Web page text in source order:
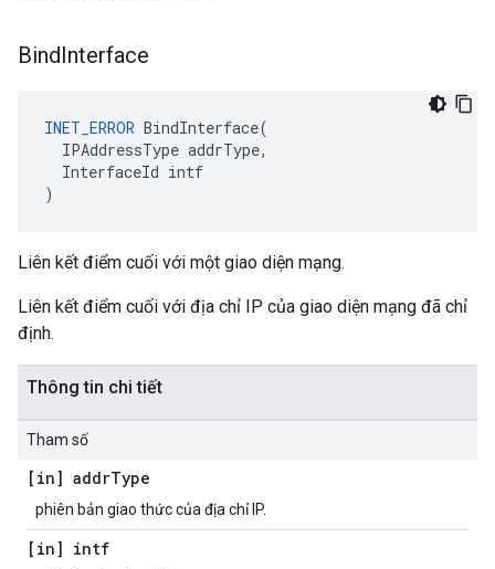
BindInterface
INET_ERROR BindInterface(
IPAddressType addrType,
InterfaceId intf
)
Liên kết điểm cuối với một giao diện mạng.
Liên kết điểm cuối với địa chỉ IP của giao diện mạng đã chỉ
định.
Thông tin chi tiết
Tham số
[in] addrType
phiên bản giao thức của địa chỉ IP.
[in] intf